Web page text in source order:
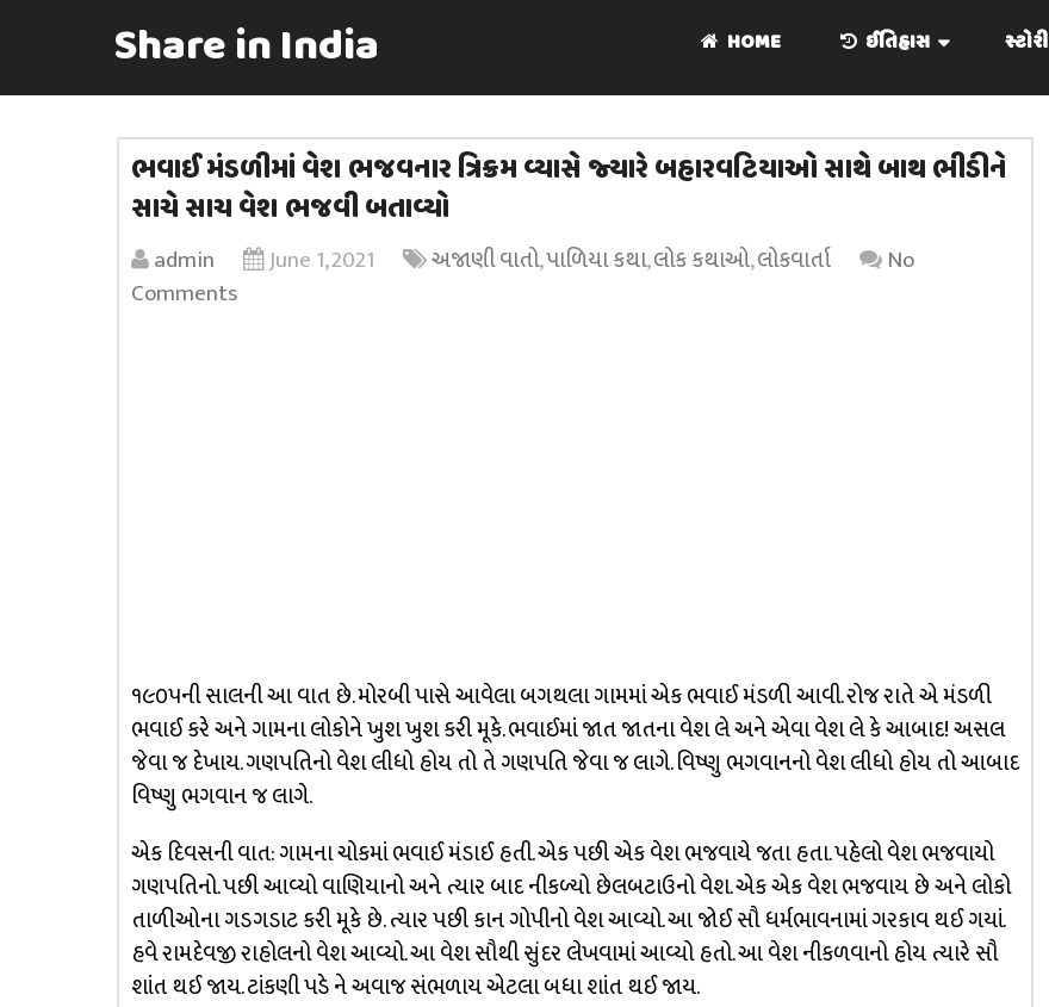
Share in India HOME ઈતિહાસ સ્ટોરી
ભવાઈ મંડળીમાં વેશ ભજવનાર ત્રિક્રમ વ્યાસે જ્યારે બહારવટિયાઓ સાથે બાથ ભીડીને
સાચે સાચ વેશ ભજવી બતાવ્યો
admin June 1, 2021 અજાણી વાતો,પાળિયા કથા,લોક કથાઓ,લોકવાર્તા
No
Comments
૧૯૦૫ની સાલની આ વાત છે. મોરબી પાસે આવેલા બગથલા ગામમાં એક ભવાઈ મંડળી આવી. રોજ રાતે એ મંડળી
ભવાઈ કરે અને ગામના લોકોને ખુશ ખુશ કરી મૂકે. ભવાઈમાં જાત જાતના વેશ લે અને એવા વેશ લે કે આબાદ! અસલ
જેવા જ દેખાય. ગણપતિનો વેશ લીધો હોય તો તે ગણપતિ જેવા જ લાગે. વિષ્ણુ ભગવાનનો વેશ લીધો હોય તો આબાદ
વિષ્ણુ ભગવાન જ લાગે.
એક દિવસની વાત: ગામના ચોકમાં ભવાઈ મંડાઈ હતી. એક પછી એક વેશ ભજવાયે જતા હતા. પહેલો વેશ ભજવાયો
ગણપતિનો. પછી આવ્યો વાણિયાનો અને ત્યાર બાદ નીકળ્યો છેલબટાઉનો વેશ. એક એક વેશ ભજવાય છે અને લોકો
તાળીઓના ગડગડાટ કરી મૂકે છે. ત્યાર પછી કાન ગોપીનો વેશ આવ્યો. આ જોઈ સૌ ધર્મભાવનામાં ગરકાવ થઈ ગયાં.
હવે રામદેવજી રાહોલનો વેશ આવ્યો. આ વેશ સૌથી સુંદર લેખવામાં આવ્યો હતો. આ વેશ નીકળવાનો હોય ત્યારે સૌ
શાંત થઈ જાય. ટાંકણી પડે ને અવાજ સંભળાય એટલા બધા શાંત થઈ જાય.